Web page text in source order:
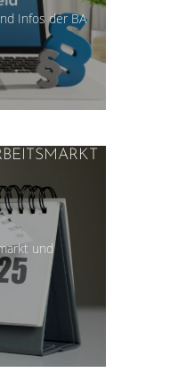
Infos der BA
und